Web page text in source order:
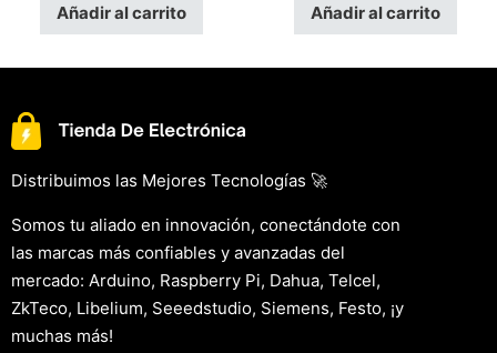
Añadir al carrito Añadir al carrito
Distribuimos las Mejores Tecnologías 🚀
Somos tu aliado en innovación, conectándote con
las marcas más confiables y avanzadas del
mercado: Arduino, Raspberry Pi, Dahua, Telcel,
ZkTeco, Libelium, Seeedstudio, Siemens, Festo, ¡y
muchas más!